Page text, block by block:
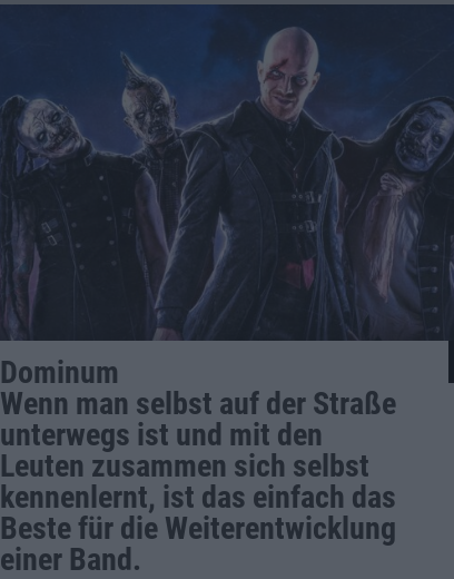
Dominum
Wenn man selbst auf der Straße
unterwegs ist und mit den
Leuten zusammen sich selbst
kennenlernt, ist das einfach das
Beste für die Weiterentwicklung
einer Band.